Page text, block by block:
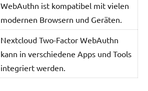
WebAuthn ist kompatibel mit vielen
modernen Browsern und Geräten.
Nextcloud Two-Factor WebAuthn
kann in verschiedene Apps und Tools
integriert werden.